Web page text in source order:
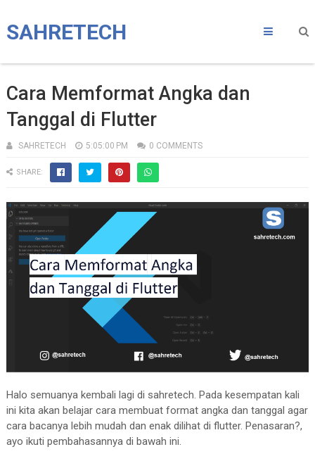
SAHRETECH
Cara Memformat Angka dan
Tanggal di Flutter
SAHRETECH 5:05:00 PM 0 COMMENTS
SHARE:
Halo semuanya kembali lagi di sahretech. Pada kesempatan kali
ini kita akan belajar cara membuat format angka dan tanggal agar
cara bacanya lebih mudah dan enak dilihat di flutter. Penasaran?,
ayo ikuti pembahasannya di bawah ini.